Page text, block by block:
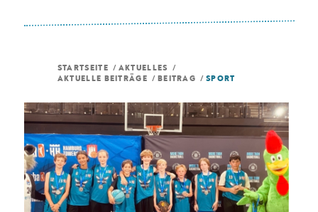
STARTSEITE / AKTUELLES
/
AKTUELLE BEITRÄGE / BEITRAG / SPORT